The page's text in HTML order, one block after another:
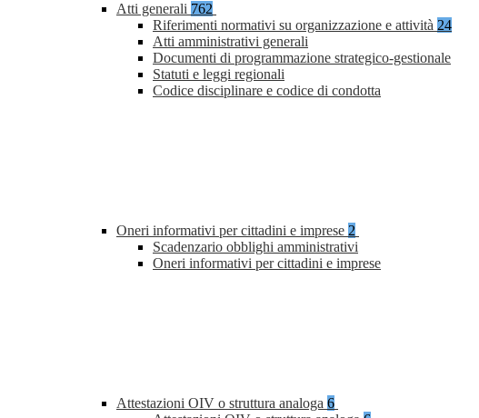
Atti generali 762
Riferimenti normativi su organizzazione e attività 24
Atti amministrativi generali
Documenti di programmazione strategico-gestionale
Statuti e leggi regionali
Codice disciplinare e codice di condotta
Oneri informativi per cittadini e imprese 2
Scadenzario obblighi amministrativi
Oneri informativi per cittadini e imprese
Attestazioni OIV o struttura analoga 6